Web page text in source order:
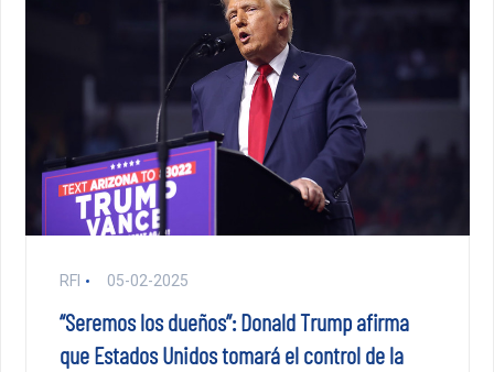
RFI 05-02-2025
“Seremos los dueños”: Donald Trump afirma
que Estados Unidos tomará el control de la